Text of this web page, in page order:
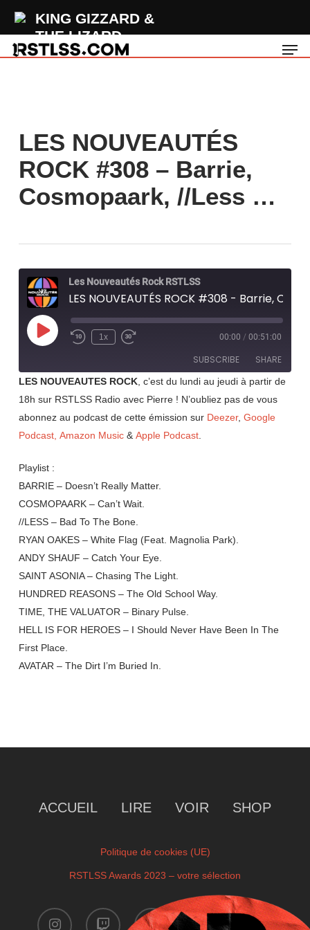
KING GIZZARD &
THE LIZARD
WIZARD
main
LES NOUVEAUTÉS
ROCK #308 – Barrie,
Cosmopaark, //Less …
Les Nouveautés Rock RSTLSS
Play
Episode Rewind
1x
Fast
seconds
00:00 / 00:51:00
SUBSCRIBE SHARE
SHARE
LINK
LES NOUVEAUTES ROCK, c’est du lundi au jeudi à partir de
18h sur RSTLSS Radio avec Pierre ! N’oubliez pas de vous
abonnez au podcast de cette émission sur Deezer, Google
Podcast, Amazon Music & Apple Podcast.
Playlist :
BARRIE – Doesn’t Really Matter.
COSMOPAARK – Can’t Wait.
//LESS – Bad To The Bone.
RYAN OAKES – White Flag (Feat. Magnolia Park).
ANDY SHAUF – Catch Your Eye.
SAINT ASONIA – Chasing The Light.
HUNDRED REASONS – The Old School Way.
TIME, THE VALUATOR – Binary Pulse.
HELL IS FOR HEROES – I Should Never Have Been In The
First Place.
AVATAR – The Dirt I’m Buried In.
ACCUEIL LIRE VOIR SHOP
Politique de cookies (UE)
RSTLSS Awards 2023 – votre sélection
instagram twitch facebook youtube
x-